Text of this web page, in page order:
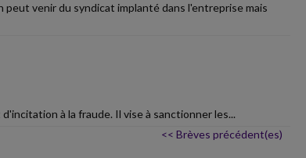
venir du syndicat implanté dans l'entreprise mais
à la fraude. Il vise à sanctionner les...
<< Brèves précédent(es)